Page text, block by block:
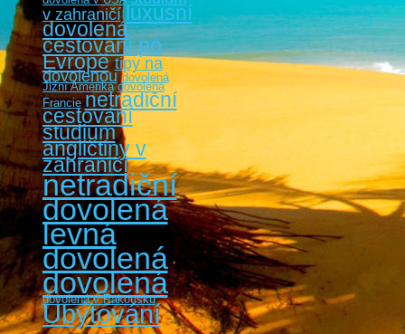
v zahraničí luxusní
dovolená
cestovaní po
Evropě tipy na
dovolenou dovolená
Jižní Amerika dovolená
Francie netradiční
cestování
studium
angličtiny v
zahraničí
netradiční
dovolená
levná
dovolená
dovolená
dovolená v Rakousku
Ubytování